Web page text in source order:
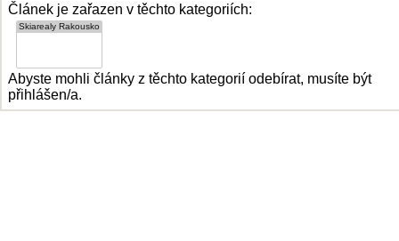
Článek je zařazen v těchto kategoriích:
Abyste mohli články z těchto kategorií odebírat, musíte být
přihlášen/a.